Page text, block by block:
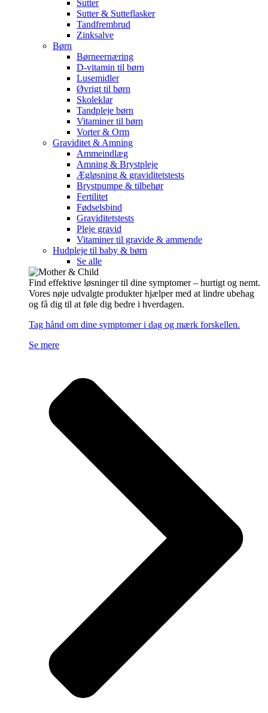
Sutter
Sutter & Sutteflasker
Tandfrembrud
Zinksalve
Børn
Børneernæring
D-vitamin til børn
Lusemidler
Øvrigt til børn
Skoleklar
Tandpleje børn
Vitaminer til børn
Vorter & Orm
Graviditet & Amning
Ammeindlæg
Amning & Brystpleje
Ægløsning & graviditetstests
Brystpumpe & tilbehør
Fertilitet
Fødselsbind
Graviditetstests
Pleje gravid
Vitaminer til gravide & ammende
Hudpleje til baby & børn
Se alle
Find effektive løsninger til dine symptomer – hurtigt og nemt.
Vores nøje udvalgte produkter hjælper med at lindre ubehag
og få dig til at føle dig bedre i hverdagen.
Tag hånd om dine symptomer i dag og mærk forskellen.
Se mere